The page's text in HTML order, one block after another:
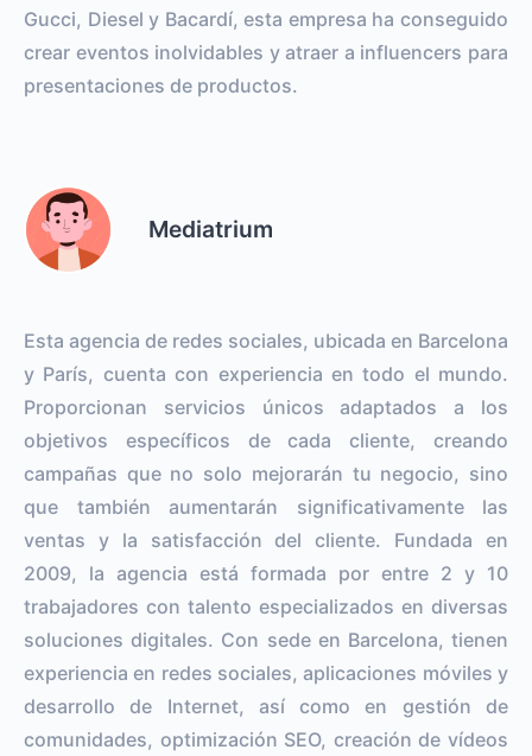
Gucci, Diesel y Bacardí, esta empresa ha conseguido
crear eventos inolvidables y atraer a influencers para
presentaciones de productos.
Mediatrium
Esta agencia de redes sociales, ubicada en Barcelona
y París, cuenta con experiencia en todo el mundo.
Proporcionan servicios únicos adaptados a los
objetivos específicos de cada cliente, creando
campañas que no solo mejorarán tu negocio, sino
que también aumentarán significativamente las
ventas y la satisfacción del cliente. Fundada en
2009, la agencia está formada por entre 2 y 10
trabajadores con talento especializados en diversas
soluciones digitales. Con sede en Barcelona, tienen
experiencia en redes sociales, aplicaciones móviles y
desarrollo de Internet, así como en gestión de
comunidades, optimización SEO, creación de vídeos